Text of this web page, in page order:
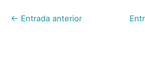
← Entrada anterior